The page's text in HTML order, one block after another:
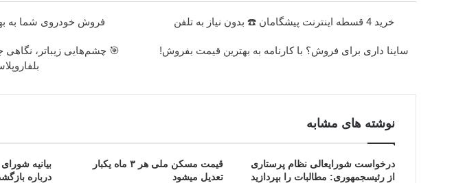
خرید 4 قسطه اینترنت پیشگامان ☎️ بدون نیاز به تلفن فروش خودروی شما به
ساینا داری برای فروش؟ با کارنامه به بهترین قیمت بفروش!
نوشته های مشابه
درخواست شورای‎عالی نظام پرستاری
از رئیس‎جمهوری: مطالبات را بپردازید
قیمت مسکن ملی هر ۳ ماه یک‎بار
تعدیل می‎شود
بیانیه
درباره